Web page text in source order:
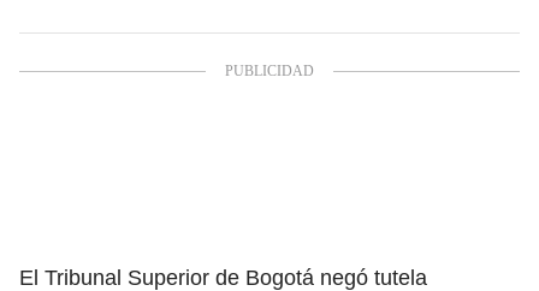
El Tribunal Superior de Bogotá negó tutela